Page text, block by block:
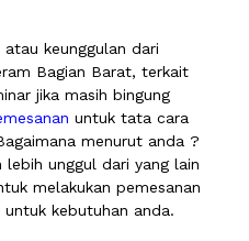
keunggulan dari
Bagian Barat, terkait
jika masih bingung
untuk tata cara
menurut anda ?
unggul dari yang lain
melakukan pemesanan
kebutuhan anda.